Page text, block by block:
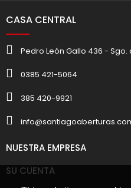
CASA CENTRAL
Pedro León Gallo 436 - Sgo.
0385 421-5064
385 420-9921
NUESTRA EMPRESA
SU CUENTA